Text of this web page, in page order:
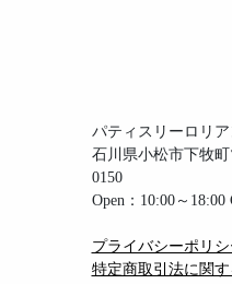
パティスリーロリ
石川県小松市下牧
0150
Open：10:00～
プライバシーポリシ
特定商取引法に関